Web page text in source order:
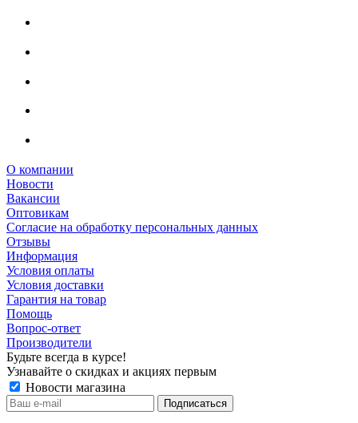
О компании
Новости
Вакансии
Оптовикам
Cогласие на обработку персональных данных
Отзывы
Информация
Условия оплаты
Условия доставки
Гарантия на товар
Помощь
Вопрос-ответ
Производители
Будьте всегда в курсе!
Узнавайте о скидках и акциях первым
Новости магазина